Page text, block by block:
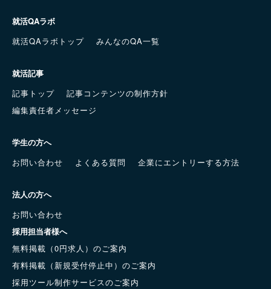
就活QAラボ
就活QAラボトップ
みんなのQA一覧
就活記事
記事トップ
記事コンテンツの制作方針
編集責任者メッセージ
学生の方へ
お問い合わせ
よくある質問 企業にエントリーする方法
法人の方へ
お問い合わせ
採用担当者様へ
無料掲載（0円求人）のご案内
有料掲載（新規受付停止中）のご案内
採用ツール制作サービスのご案内